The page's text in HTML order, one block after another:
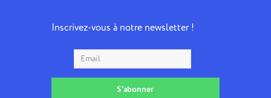
Inscrivez-vous à notre newsletter !